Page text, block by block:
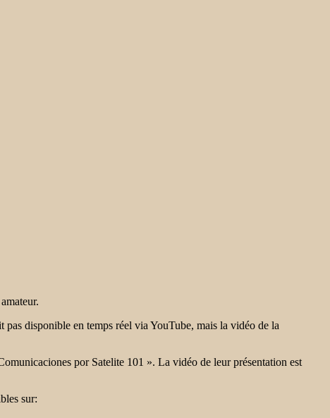
disponible en temps réel via YouTube, mais la vidéo de la
por Satelite 101 ». La vidéo de leur présentation est
sur: